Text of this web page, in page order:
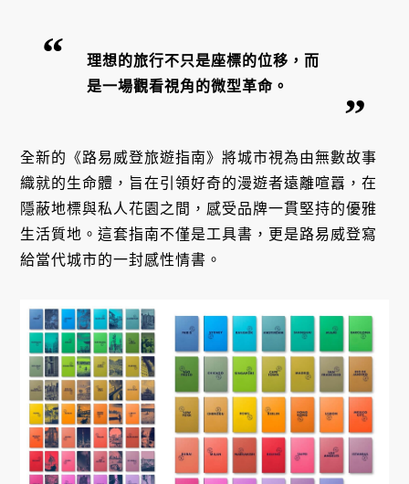
理想的旅行不只是座標的位移，而
是一場觀看視角的微型革命。
全新的《路易威登旅遊指南》將城市視為由無數故事
織就的生命體，旨在引領好奇的漫遊者遠離喧囂，在
隱蔽地標與私人花園之間，感受品牌一貫堅持的優雅
生活質地。這套指南不僅是工具書，更是路易威登寫
給當代城市的一封感性情書。